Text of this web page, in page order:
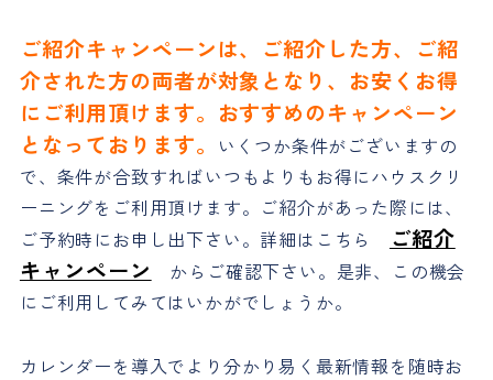
ご紹介キャンペーンは、ご紹介した方、ご紹
介された方の両者が対象となり、お安くお得
にご利用頂けます。おすすめのキャンペーン
となっております。
いくつか条件がございますの
で、条件が合致すればいつもよりもお得にハウスクリ
ーニングをご利用頂けます。ご紹介があった際には、
ご予約時にお申し出下さい。詳細はこちら
ご紹介
キャンペーン
からご確認下さい。是非、この機会
にご利用してみてはいかがでしょうか。
カレンダーを導入でより分かり易く最新情報を随時お